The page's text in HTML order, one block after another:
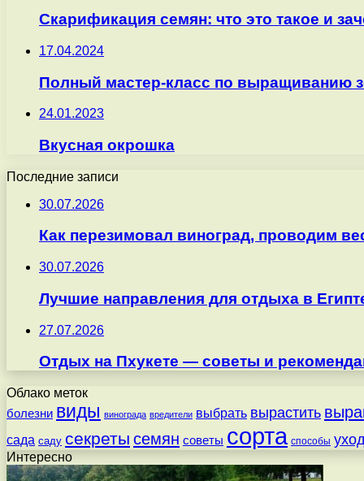
Скарификация семян: что это такое и
17.04.2024
Полный мастер-класс по выращиванию
24.01.2023
Вкусная окрошка
Последние записи
30.07.2026
Как перезимовал виноград, проводим
30.07.2026
Лучшие направления для отдыха в
27.07.2026
Отдых на Пхукете — советы и
Облако меток
болезни виды винограда вредители выбрать вырастить
сада саду секреты семян советы сорта способы
Интересно